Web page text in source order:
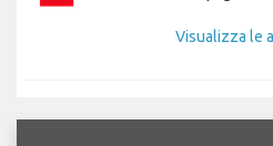
Visualizza le